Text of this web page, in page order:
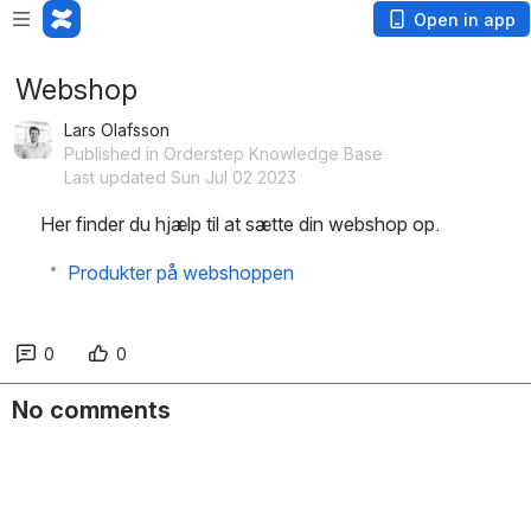
Open in app
Webshop
Lars Olafsson
Published in Orderstep Knowledge Base
Last updated Sun Jul 02 2023
Her finder du hjælp til at sætte din webshop op.
Produkter på webshoppen
0 0
No comments